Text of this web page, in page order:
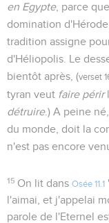
en Egypte, parce
domination
tradition assigne
d'Héliopolis. Le
bientôt après, (verset
tyran veut faire périr
détruire.) A peine
du monde, doit la
n'est pas encore
15 On lit dansOsée 11.1
l'aimai, et j'appelai
parole de l'Eternel